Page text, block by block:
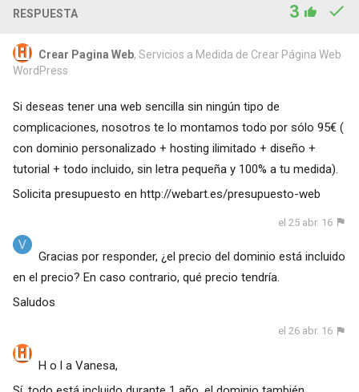
RESPUESTA 3
Crear Pagina Web, Servicios a Medida de Crear Página Web
WordPress
Si deseas tener una web sencilla sin ningún tipo de
complicaciones, nosotros te lo montamos todo por sólo 95€ (
con dominio personalizado + hosting ilimitado + diseño +
tutorial + todo incluido, sin letra pequeña y 100% a tu medida).
Solicita presupuesto en http://webart.es/presupuesto-web
el 25 abr. 16
Gracias por responder, ¿el precio del dominio está incluido
en el precio? En caso contrario, qué precio tendría.
Saludos
el 26 abr. 16
H o l a Vanesa,